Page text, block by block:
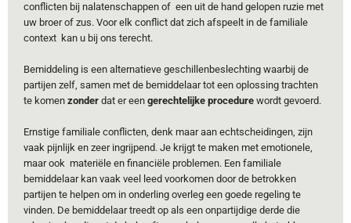
conflicten bij nalatenschappen of een uit de hand gelopen ruzie met
uw broer of zus. Voor elk conflict dat zich afspeelt in de familiale
context kan u bij ons terecht.
Bemiddeling is een alternatieve geschillenbeslechting waarbij de
partijen zelf, samen met de bemiddelaar tot een oplossing trachten
te komen zonder dat er een gerechtelijke procedure wordt gevoerd.
Ernstige familiale conflicten, denk maar aan echtscheidingen, zijn
vaak pijnlijk en zeer ingrijpend. Je krijgt te maken met emotionele,
maar ook materiële en financiële problemen. Een familiale
bemiddelaar kan vaak veel leed voorkomen door de betrokken
partijen te helpen om in onderling overleg een goede regeling te
vinden. De bemiddelaar treedt op als een onpartijdige derde die